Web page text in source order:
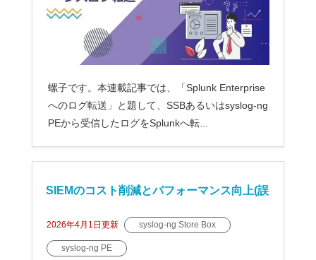
螺子です。本連載記事では、「Splunk Enterprise
へのログ転送」と題して、SSBあるいはsyslog-ng
PEから受信したログをSplunkへ転...
SIEMのコスト削減とパフォーマンス向上(誤
検知防止)の技-その4.正規化(Rewrites)
2026年4月1日 更新 syslog-ng Store Box
syslog-ng PE